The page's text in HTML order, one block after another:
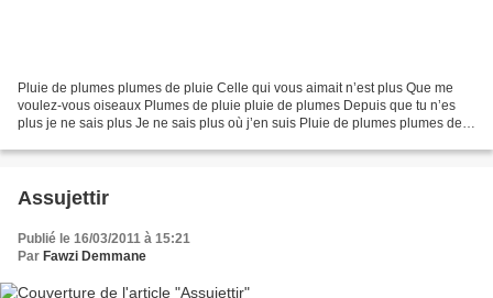
Pluie de plumes plumes de pluie Celle qui vous aimait n’est plus Que me
voulez-vous oiseaux Plumes de pluie pluie de plumes Depuis que tu n’es
plus je ne sais plus Je ne sais plus où j’en suis Pluie de plumes plumes de
Assujettir
Publié le 16/03/2011 à 15:21
Par Fawzi Demmane